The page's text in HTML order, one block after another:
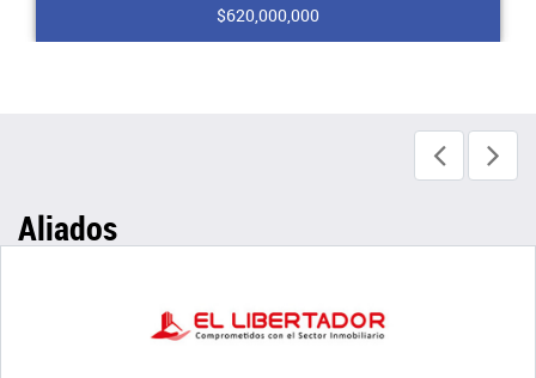
$620,000,000
Aliados